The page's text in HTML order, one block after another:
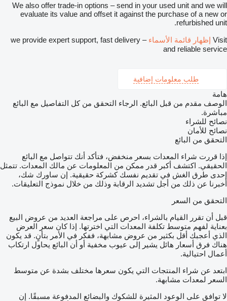
We also offer trade-in options – send in your used unit and we will
evaluate its value and offset it against the purchase of a new or
refurbished unit.
Visit إظهار قائمة الأسماء
– we provide expert support, fast delivery
and reliable service
طلب معلومات إضافية
هامة
الوصف مقدم من قبل البائع. الرجاء التحقق من كل التفاصيل مع البائع
مباشرة.
نصائح للشراء
نصائح للأمان
التحقق من البائع
إذا قررت شراء المعدات بسعر منخفض، فتأكد أنك تتواصل مع البائع
الحقيقي. اكتشف أكبر قدر ممكن من المعلومات عن مالك المعدات. تتمثل
إحدى طرق الغش في تقديم نفسك كشركة حقيقية. إن ساورك شك،
أخبرنا عن ذلك من أجل تشديد الرقابة وذلك من خلال نموذج التعليقات.
التحقق من السعر
قبل أن تقرر القيام بالشراء، احرص على مراجعة العديد من عروض البيع
بعناية لفهم متوسط تكلفة المعدات التي اخترتها. إذا كان سعر العرض
الذي أعجبك أقل بكثير من عروض مشابهة، ففكر في الأمر بتأنٍ. قد يكون
هناك فرق أسعار هائل يشير إلى عيوب مخفية أو أن البائع يحاول ارتكاب
أعمال احتيالية.
ابتعد عن شراء المنتجات التي يكون سعرها مختلف بشدة عن متوسط
السعر لمعدات مشابهة.
لا توافق على الوعود المثيرة للشكوك والبضائع المدفوعة مسبقًا. إن